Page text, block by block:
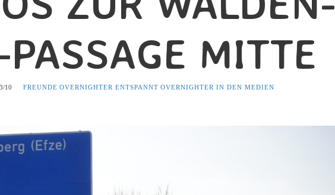
MITTE
10 FREUNDE OVERNIGHTER ENTSPANNT OVERNIGHTER IN DEN MEDIEN